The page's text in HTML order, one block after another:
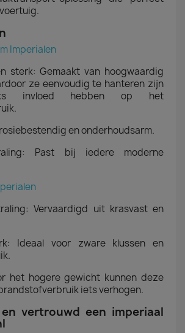
Imperialen
sterk: Gemaakt van hoogwaardig
ze eenvoudig te hanteren zijn
invloed hebben op het
en onderhoudsarm.
Past bij iedere moderne
Vervaardigd uit krasvast en
Ideaal voor zware klussen en
het hogere gewicht kunnen deze
iets verhogen.
vertrouwd een imperiaal